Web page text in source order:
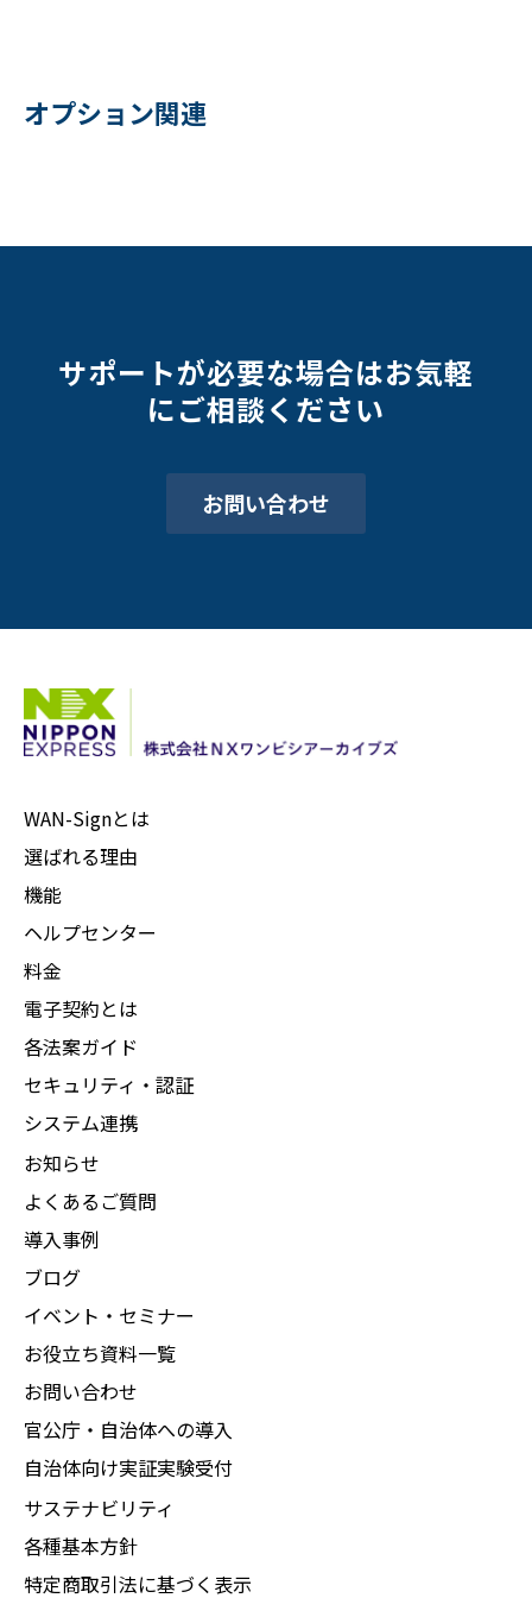
オプション関連
サポートが必要な場合はお気軽
にご相談ください
お問い合わせ
WAN-Signとは
選ばれる理由
機能
ヘルプセンター
料金
電子契約とは
各法案ガイド
セキュリティ・認証
システム連携
お知らせ
よくあるご質問
導入事例
ブログ
イベント・セミナー
お役立ち資料一覧
お問い合わせ
官公庁・自治体への導入
自治体向け実証実験受付
サステナビリティ
各種基本方針
特定商取引法に基づく表示